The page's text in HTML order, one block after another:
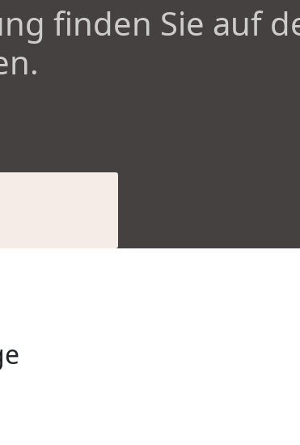
finden Sie auf